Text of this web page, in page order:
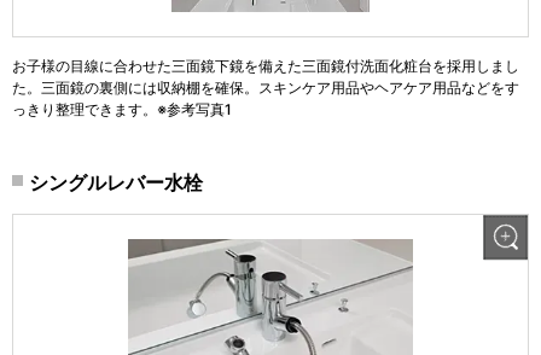
お子様の目線に合わせた三面鏡下鏡を備えた三面鏡付洗面化粧台を採用しまし
た。三面鏡の裏側には収納棚を確保。スキンケア用品やヘアケア用品などをす
っきり整理できます。※参考写真1
シングルレバー水栓